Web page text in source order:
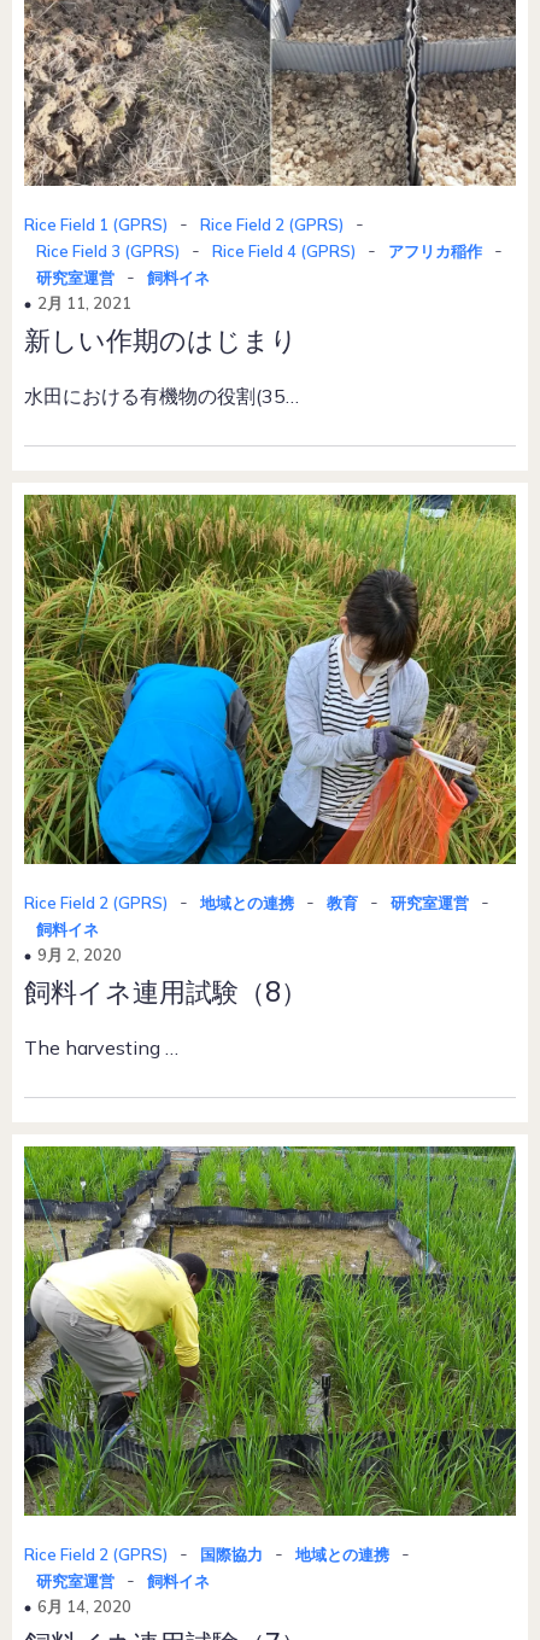
Rice Field 1 (GPRS) - Rice Field 2 (GPRS) -
Rice Field 3 (GPRS) - Rice Field 4 (GPRS) - アフリカ稲作 -
研究室運営 -
飼料イネ
2月 11, 2021
新しい作期のはじまり
水田における有機物の役割(35…
Rice Field 2 (GPRS) - 地域との連携 - 教育 - 研究室運営 -
飼料イネ
9月 2, 2020
飼料イネ連用試験（8）
The harvesting …
Rice Field 2 (GPRS) - 国際協力 - 地域との連携 -
研究室運営 -
飼料イネ
6月 14, 2020